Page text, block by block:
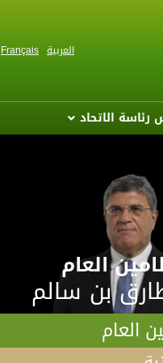
العربية Français
الاتحاد
العام
بن سالم
العام